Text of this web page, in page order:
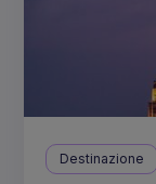
Destinazione